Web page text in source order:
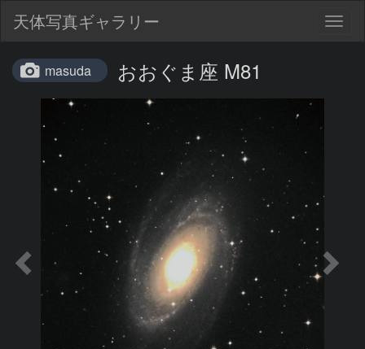
天体写真ギャラリー
masuda おおぐま座 M81